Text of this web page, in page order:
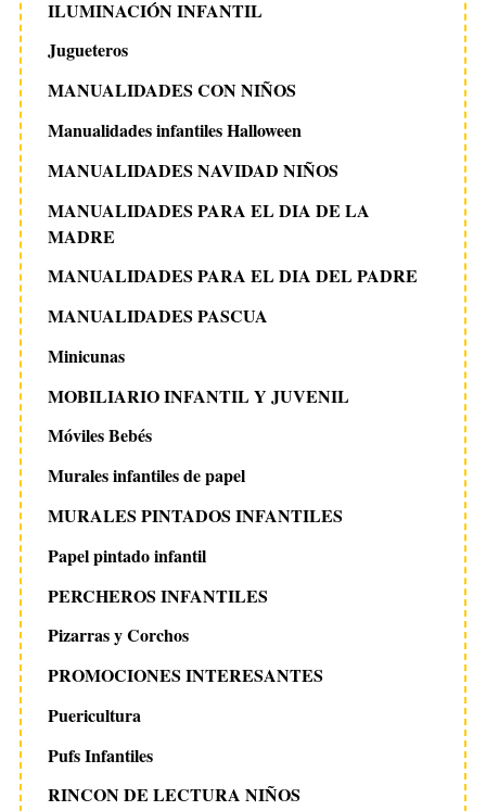
ILUMINACIÓN INFANTIL
Jugueteros
MANUALIDADES CON NIÑOS
Manualidades infantiles Halloween
MANUALIDADES NAVIDAD NIÑOS
MANUALIDADES PARA EL DIA DE LA
MADRE
MANUALIDADES PARA EL DIA DEL PADRE
MANUALIDADES PASCUA
Minicunas
MOBILIARIO INFANTIL Y JUVENIL
Móviles Bebés
Murales infantiles de papel
MURALES PINTADOS INFANTILES
Papel pintado infantil
PERCHEROS INFANTILES
Pizarras y Corchos
PROMOCIONES INTERESANTES
Puericultura
Pufs Infantiles
RINCON DE LECTURA NIÑOS